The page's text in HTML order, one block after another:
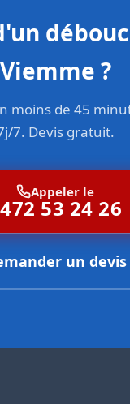
Viemme ?
moins de 45
7. Devis gratuit.
Appeler le
53 24 26
un devis